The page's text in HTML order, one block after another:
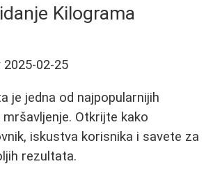
Kilograma
2025-02-25
je jedna od najpopularnijih
Otkrijte kako
iskustva korisnika i savete za
rezultata.